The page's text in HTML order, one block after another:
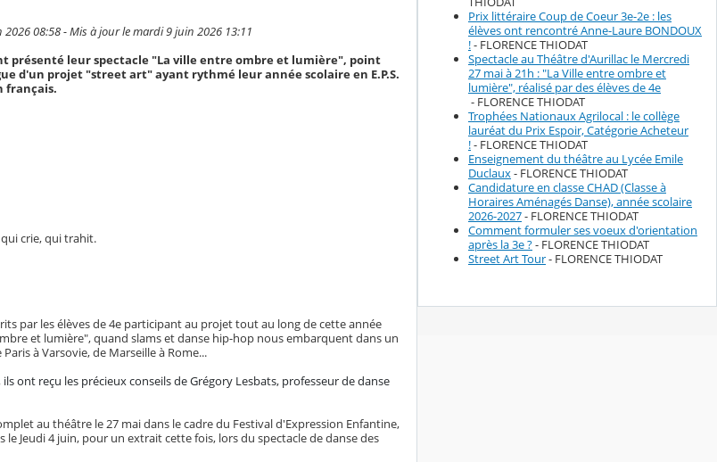
2026 08:58 - Mis à jour le mardi 9 juin 2026 13:11
présenté leur spectacle "La ville entre ombre et lumière", point
d'un projet "street art" ayant rythmé leur année scolaire en E.P.S.
français.
crie, qui trahit.
par les élèves de 4e participant au projet tout au long de cette année
et lumière", quand slams et danse hip-hop nous embarquent dans un
à Varsovie, de Marseille à Rome...
ont reçu les précieux conseils de Grégory Lesbats, professeur de danse
au théâtre le 27 mai dans le cadre du Festival d'Expression Enfantine,
Jeudi 4 juin, pour un extrait cette fois, lors du spectacle de danse des
Prix littéraire Coup de Coeur 3e-2e : les
élèves ont rencontré Anne-Laure BONDOUX
!- FLORENCE THIODAT
Spectacle au Théâtre d'Aurillac le Mercredi
27 mai à 21h : "La Ville entre ombre et
lumière", réalisé par des élèves de 4e
- FLORENCE THIODAT
Trophées Nationaux Agrilocal : le collège
lauréat du Prix Espoir, Catégorie Acheteur
!- FLORENCE THIODAT
Enseignement du théâtre au Lycée Emile
Duclaux- FLORENCE THIODAT
Candidature en classe CHAD (Classe à
Horaires Aménagés Danse), année scolaire
2026-2027- FLORENCE THIODAT
Comment formuler ses voeux d'orientation
après la 3e ?- FLORENCE THIODAT
Street Art Tour- FLORENCE THIODAT